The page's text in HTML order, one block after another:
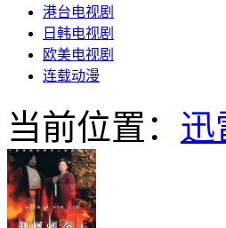
港台电视剧
日韩电视剧
欧美电视剧
连载动漫
当前位置： 迅